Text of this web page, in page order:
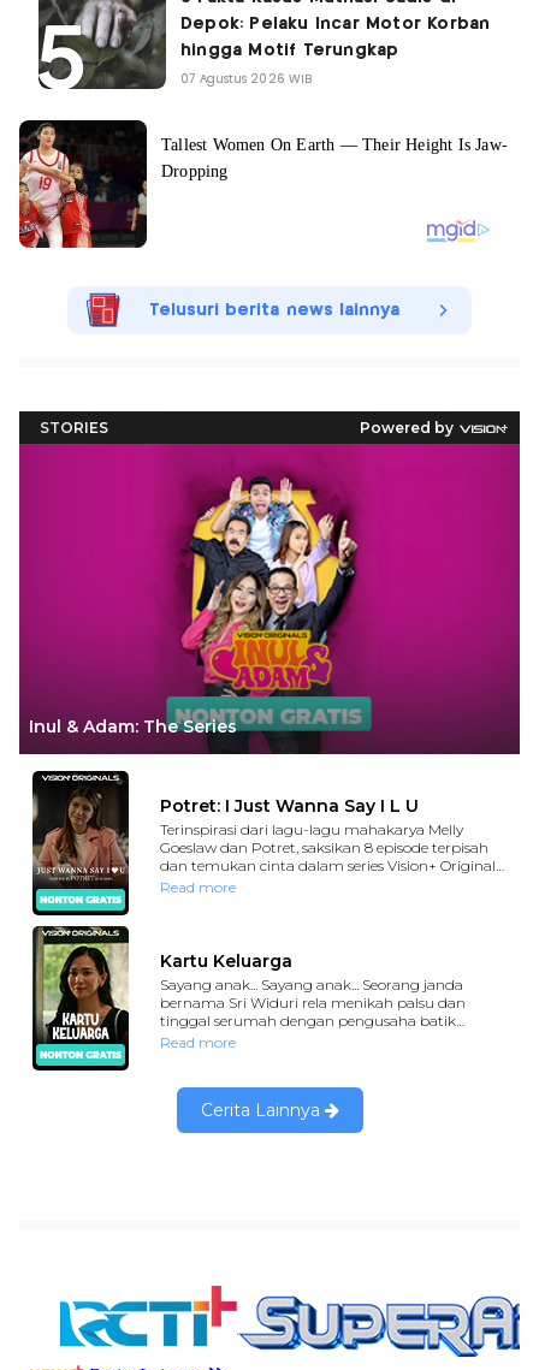
Depok: Pelaku Incar Motor Korban
hingga Motif Terungkap
07 Agustus 2026 WIB
Telusuri berita news lainnya